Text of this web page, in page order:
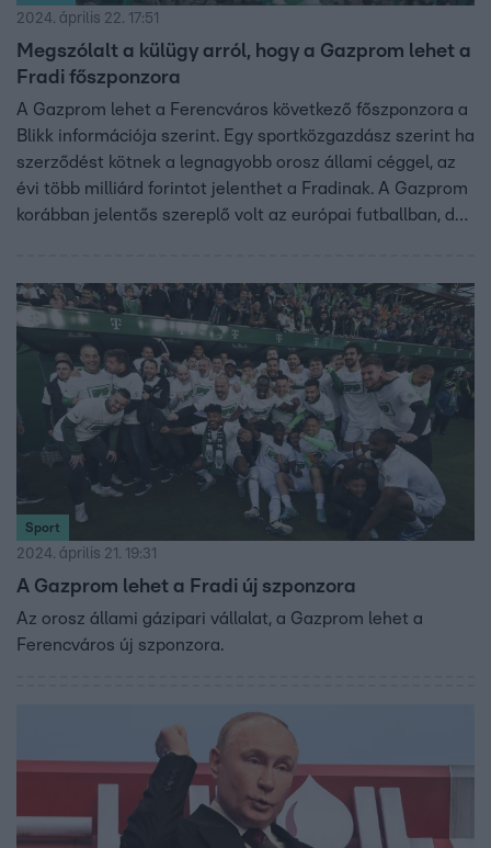
2024. április 22. 17:51
Megszólalt a külügy arról, hogy a Gazprom lehet a
Fradi főszponzora
A Gazprom lehet a Ferencváros következő főszponzora a
Blikk információja szerint. Egy sportközgazdász szerint ha
szerződést kötnek a legnagyobb orosz állami céggel, az
évi több milliárd forintot jelenthet a Fradinak. A Gazprom
korábban jelentős szereplő volt az európai futballban, de
Ferencváros egyelőre nem kommenálta a híreket,
azonban a Külgazdasági és Külügyminisztérium a
Híradónak azt írta: minél több nagy nemzetközi vállalat
fektet be a magyar sportba, annál jobb. Ráadásul a
Gazprom nem szerepel a szankciós listán.
Sport
2024. április 21. 19:31
A Gazprom lehet a Fradi új szponzora
Az orosz állami gázipari vállalat, a Gazprom lehet a
Ferencváros új szponzora.